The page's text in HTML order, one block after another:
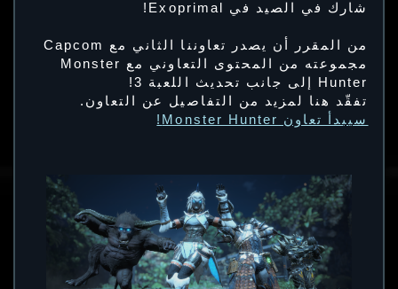
شارك في الصيد في Exoprimal!
من المقرر أن يصدر تعاوننا الثاني مع Capcom
مجموعته من المحتوى التعاوني مع Monster
Hunter إلى جانب تحديث اللعبة 3!
تفقّد هنا لمزيد من التفاصيل عن التعاون.
سيبدأ تعاون Monster Hunter!